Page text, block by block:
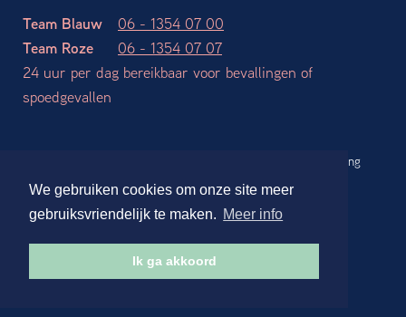
We gebruiken cookies om onze site meer
gebruiksvriendelijk te maken. Meer info
Ik ga akkoord
Team Blauw
06 - 1354 07 00
Team Roze
06 - 1354 07 07
24 uur per dag bereikbaar voor bevallingen of
spoedgevallen
Privacy verklaring
Disclaimer
Website ontwerp en realisatie:Stdesign Branding Studio